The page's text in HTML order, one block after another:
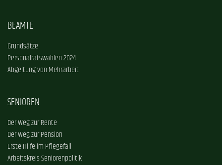
BEAMTE
Grundsätze
Personalratswahlen 2024
Abgeltung von Mehrarbeit
SENIOREN
Der Weg zur Rente
Der Weg zur Pension
Erste Hilfe im Pflegefall
Arbeitskreis Seniorenpolitik